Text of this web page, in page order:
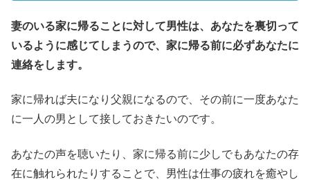
妻のいる家に帰ることに対して男性は、あなたを裏切って
いるように感じてしまうので、家に帰る前に必ずあなたに
連絡をします。
家に帰れば夫になり父親になるので、その前に一度あなた
に一人の男として接しておきたいのです。
あなたの声を聴いたり、家に帰る前に少しでもあなたの存
在に触れられたりすることで、男性は仕事の疲れを癒やし